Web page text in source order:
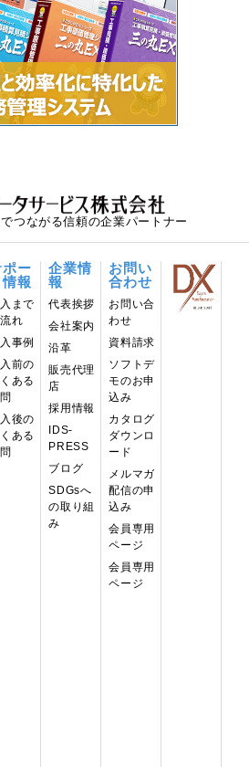
つながる信頼の企業パートナー
ー
情報
まで
れ
事例
前の
ある
後の
ある
企業情
報
代表挨拶
会社案内
沿革
販売代理
店
採用情報
IDS-
PRESS
ブログ
SDGsへ
の取り組
み
お問い
合わせ
お問い合
わせ
資料請求
ソフトデ
モのお申
込み
カタログ
ダウンロ
ード
メルマガ
配信の申
込み
会員専用
ページ
会員専用
ページ